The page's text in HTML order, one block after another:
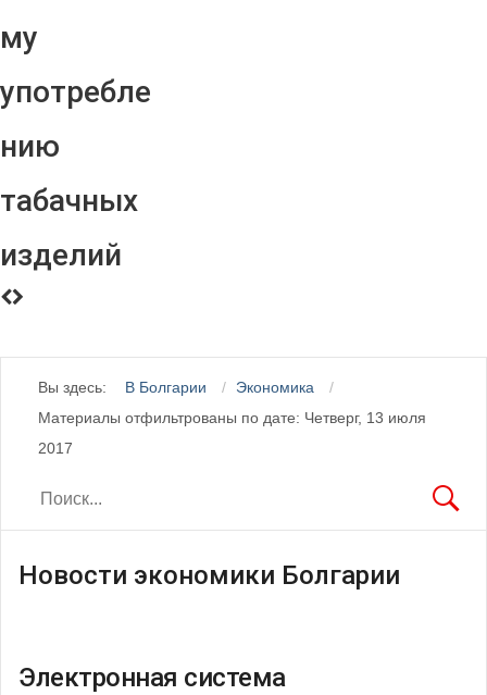
му
употребле
нию
табачных
изделий
Вы здесь: В Болгарии
Экономика
Материалы отфильтрованы по дате: Четверг, 13 июля
2017
Новости экономики Болгарии
Электронная система